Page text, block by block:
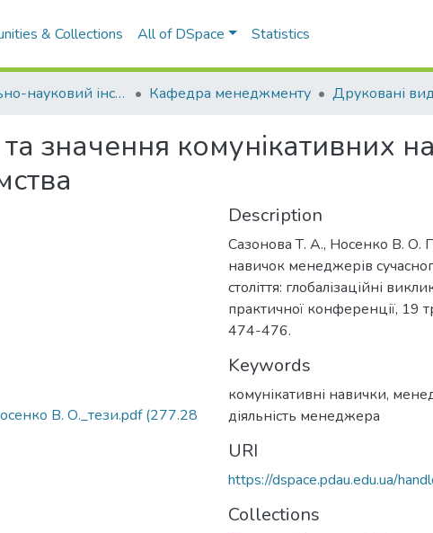
& Collections All of DSpace Statistics
Навчально-науковий інститут економіки, управління, права та інформаційних технологій Кафедра менеджменту
значення комунікативних
В. О._тези.pdf(277.28
Description
Сазонова Т. А., Носенко В. О.
навичок менеджерів
століття: глобалізаційні
практичної конференції,
474-476.
Keywords
комунікативні навички,
діяльність менеджера
URI
https://dspace.pdau.edu.ua/
Collections